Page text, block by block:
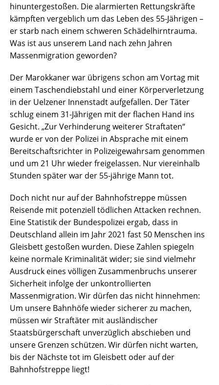
hinuntergestoßen. Die alarmierten Rettungskräfte
kämpften vergeblich um das Leben des 55-Jährigen –
er starb nach einem schweren Schädelhirntrauma.
Was ist aus unserem Land nach zehn Jahren
Massenmigration geworden?
Der Marokkaner war übrigens schon am Vortag mit
einem Taschendiebstahl und einer Körperverletzung
in der Uelzener Innenstadt aufgefallen. Der Täter
schlug einem 31-Jährigen mit der flachen Hand ins
Gesicht. „Zur Verhinderung weiterer Straftaten“
wurde er von der Polizei in Absprache mit einem
Bereitschaftsrichter in Polizeigewahrsam genommen
und um 21 Uhr wieder freigelassen. Nur viereinhalb
Stunden später war der 55-jährige Mann tot.
Doch nicht nur auf der Bahnhofstreppe müssen
Reisende mit potenziell tödlichen Attacken rechnen.
Eine Statistik der Bundespolizei ergab, dass in
Deutschland allein im Jahr 2021 fast 50 Menschen ins
Gleisbett gestoßen wurden. Diese Zahlen spiegeln
keine normale Kriminalität wider; sie sind vielmehr
Ausdruck eines völligen Zusammenbruchs unserer
Sicherheit infolge der unkontrollierten
Massenmigration. Wir dürfen das nicht hinnehmen:
Um unsere Bahnhöfe wieder sicherer zu machen,
müssen wir Straftäter mit ausländischer
Staatsbürgerschaft unverzüglich abschieben und
unsere Grenzen schützen. Wir dürfen nicht warten,
bis der Nächste tot im Gleisbett oder auf der
Bahnhofstreppe liegt!